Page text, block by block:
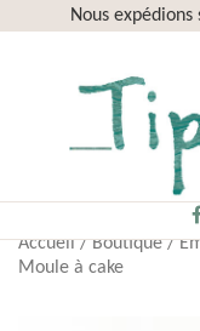
Nous
Accueil/Boutique/
Moule à cake